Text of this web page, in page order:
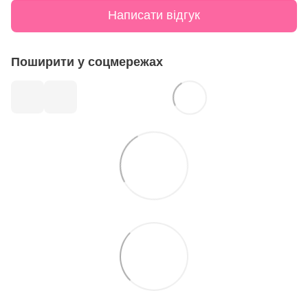
Написати відгук
Поширити у соцмережах